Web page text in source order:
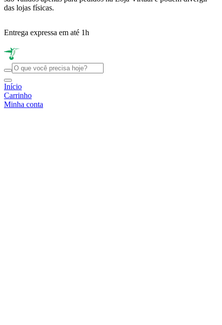
das lojas físicas.
Entrega expressa em até 1h
Início
Carrinho
Minha conta